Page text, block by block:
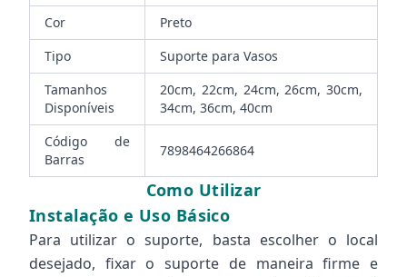
Cor
Preto
Tipo
Suporte para Vasos
Tamanhos
Disponíveis
20cm, 22cm, 24cm, 26cm, 30cm,
34cm, 36cm, 40cm
Código de
Barras
7898464266864
Como Utilizar
Instalação e Uso Básico
Para utilizar o suporte, basta escolher o local
desejado, fixar o suporte de maneira firme e